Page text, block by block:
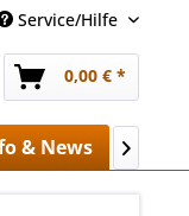
Service/Hilfe
0,00 € *
& News 